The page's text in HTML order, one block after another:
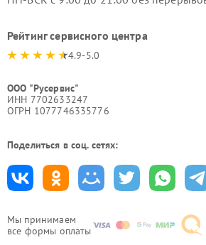
Мы принимаем
все формы оплаты
Рейтинг сервисного центра
4.9-5.0
ООО "Русервис"
ИНН 7702633247
ОГРН 1077746335776
Поделиться в соц. сетях: